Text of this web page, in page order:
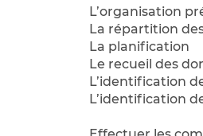
L’organisation
La répartition
La planification
Le recueil des
L’identification
L’identification